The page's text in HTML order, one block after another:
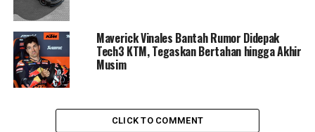
Rute Dakar 2026 akan membawa para pereli melintasi
Yanbu, Al Ula, Ha’il, Riyadh, Wadi Ad Dawasir, Bisha,
hingga Al Henakiyah. Kota Riyadh dijadwalkan menjadi
Rest Day pada 10 Januari 2026, memberi jeda singkat
sebelum kembali menghadapi kerasnya gurun.
Maverick Vinales Bantah Rumor Didepak
Tech3 KTM, Tegaskan Bertahan hingga Akhir
Musim
CLICK TO COMMENT